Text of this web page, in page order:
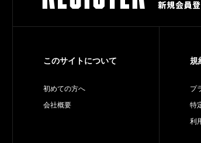
このサイトについて
初めての方へ
会社概要
規
プ
特
利